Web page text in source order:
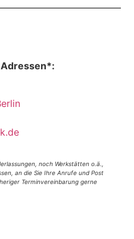
noch Werkstätten o.ä.,
an die Sie Ihre Anrufe und Post
Terminvereinbarung gerne